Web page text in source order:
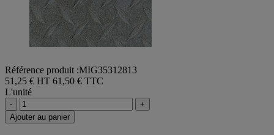
Référence produit :MIG35312813
51,25 € HT 61,50 € TTC
L'unité
-
+
Ajouter au panier